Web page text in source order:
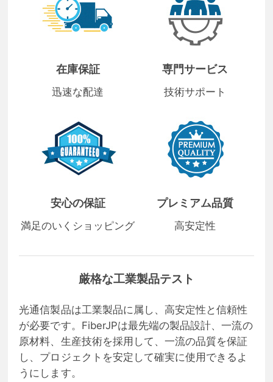
在庫保証
迅速な配達
専門サービス
技術サポート
安心の保証
満足のいくショッピング
プレミアム品質
高安定性
厳格な工業製品テスト
光通信製品は工業製品に属し、高安定性と信頼性
が必要です。FiberJPは最先端の製品設計、一流の
原材料、生産技術を採用して、一流の品質を保証
し、プロジェクトを安定して確実に使用できるよ
うにします。